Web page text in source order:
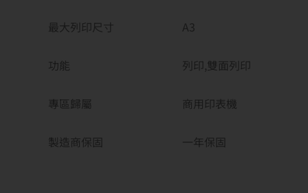
最大列印尺寸 A3
功能 列印,雙面列印
專區歸屬 商用印表機
製造商保固 一年保固